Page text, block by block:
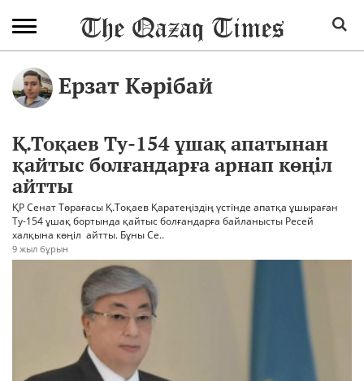
Ерзат Кәрібай
Қ.Тоқаев Ту-154 ұшақ апатынан
қайтыс болғандарға арнап көңіл
айтты
ҚР Сенат Төрағасы Қ.Тоқаев Қаратеңіздің үстінде апатқа ұшыраған
Ту-154 ұшақ бортында қайтыс болғандарға байланысты Ресей
халқына көңіл айтты. Бұны Се..
9 жыл бұрын